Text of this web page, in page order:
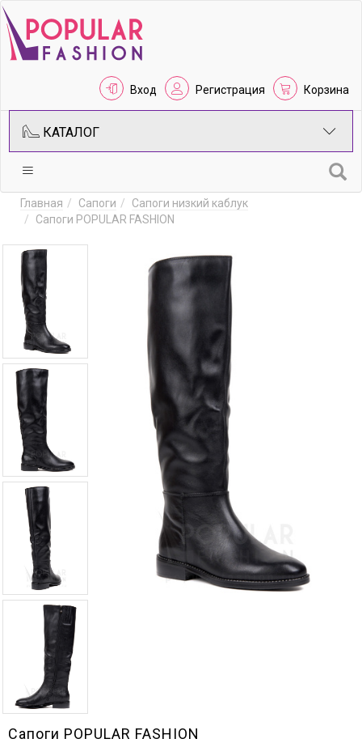
Вход Регистрация Корзина
КАТАЛОГ
Главная Сапоги
Сапоги низкий каблук
Сапоги POPULAR FASHION
Сапоги POPULAR FASHION